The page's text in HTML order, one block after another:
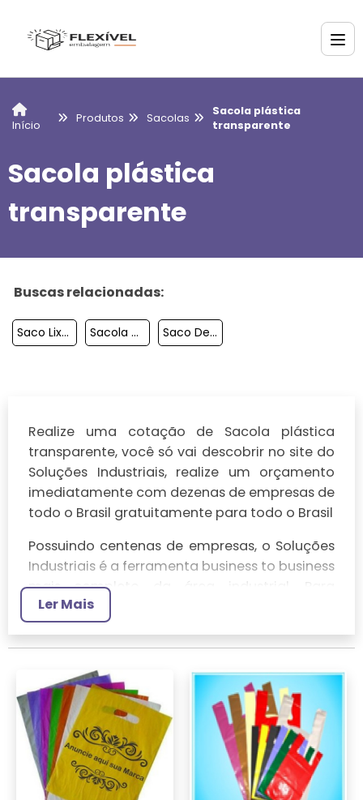
Início
Produtos Sacolas
Sacola plástica
transparente
Sacola plástica
transparente
Buscas relacionadas:
Saco Lixo Oxi Biodegradavel Sacola Oxibiodegradavel Saco De Seguranca
Realize uma cotação de Sacola plástica
transparente, você só vai descobrir no site do
Soluções Industriais, realize um orçamento
imediatamente com dezenas de empresas de
todo o Brasil gratuitamente para todo o Brasil
Possuindo centenas de empresas, o Soluções
Industriais é a ferramenta business to business
mais completo da área industrial. Para
realizar um orçamento de Sacola plástica
transparente, clique em um ou mais dos
anuciantes a seguir:
Ler Mais